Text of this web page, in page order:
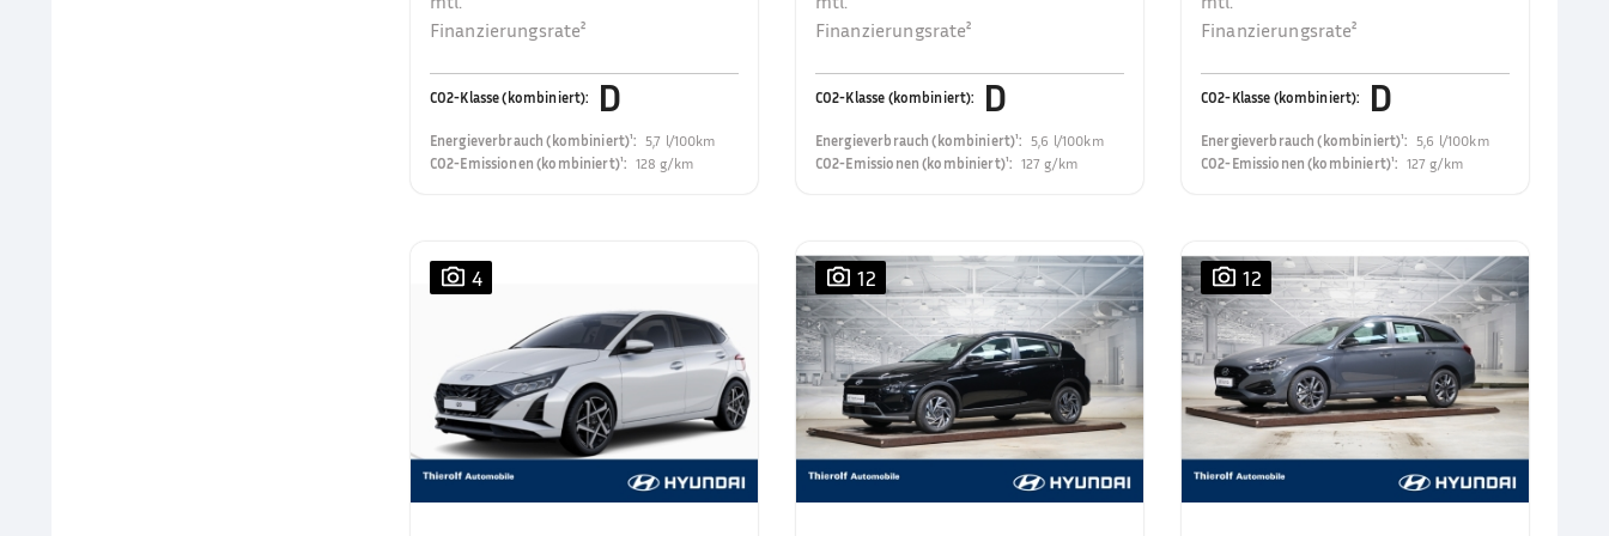
Finanzierungsrate²
CO2-Klasse (kombiniert): D
Energieverbrauch (kombiniert)¹: 5,7 l/100km
CO2-Emissionen (kombiniert)¹: 128 g/km
Finanzierungsrate²
CO2-Klasse (kombiniert): D
Energieverbrauch (kombiniert)¹: 5,6 l/100km
CO2-Emissionen (kombiniert)¹: 127 g/km
Finanzierungsrate²
CO2-Klasse (kombiniert): D
Energieverbrauch (kombiniert)¹:5,6 l/100km
CO2-Emissionen (kombiniert)¹: 127 g/km
4 12 12